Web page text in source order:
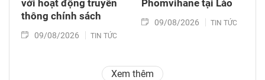
với hoạt động truyền
thông chính sách
09/08/2026 TIN TỨC
Phomvihane tại Lào
09/08/2026 TIN TỨC
Xem thêm